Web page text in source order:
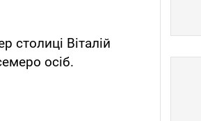
столиці Віталій
осіб.